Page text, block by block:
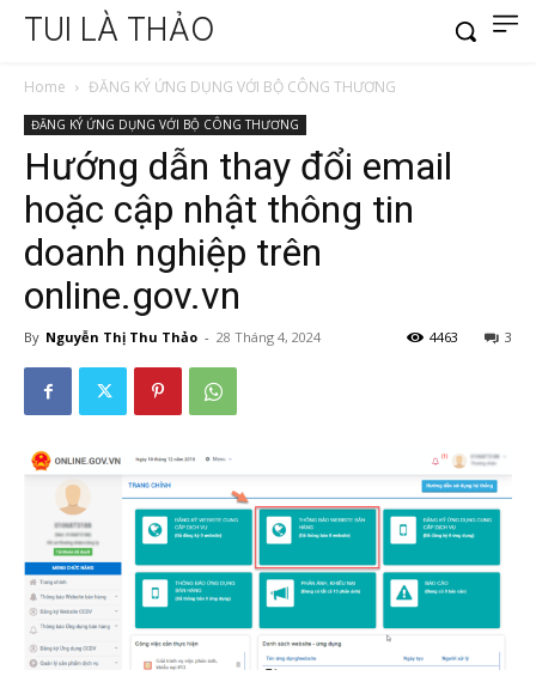
TUI LÀ THẢO
Home ĐĂNG KÝ ỨNG DỤNG VỚI BỘ CÔNG THƯƠNG
ĐĂNG KÝ ỨNG DỤNG VỚI BỘ CÔNG THƯƠNG
Hướng dẫn thay đổi email
hoặc cập nhật thông tin
doanh nghiệp trên
online.gov.vn
By Nguyễn Thị Thu Thảo - 28 Tháng 4, 2024 3
4463